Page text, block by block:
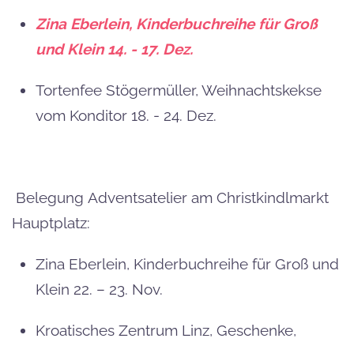
Zina Eberlein, Kinderbuchreihe für Groß
und Klein 14. - 17. Dez.
Tortenfee Stögermüller, Weihnachtskekse
vom Konditor 18. - 24. Dez.
Belegung Adventsatelier am Christkindlmarkt
Hauptplatz:
Zina Eberlein, Kinderbuchreihe für Groß und
Klein 22. – 23. Nov.
Kroatisches Zentrum Linz, Geschenke,